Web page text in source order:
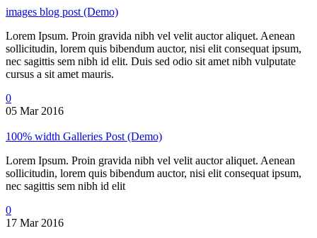
images blog post (Demo)
Lorem Ipsum. Proin gravida nibh vel velit auctor aliquet. Aenean
sollicitudin, lorem quis bibendum auctor, nisi elit consequat ipsum,
nec sagittis sem nibh id elit. Duis sed odio sit amet nibh vulputate
cursus a sit amet mauris.
0
05 Mar 2016
100% width Galleries Post (Demo)
Lorem Ipsum. Proin gravida nibh vel velit auctor aliquet. Aenean
sollicitudin, lorem quis bibendum auctor, nisi elit consequat ipsum,
nec sagittis sem nibh id elit
0
17 Mar 2016